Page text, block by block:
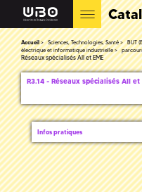
Accueil Sciences, Technologies, Santé BUT
électrique et informatique industrielle
Réseaux spécialisés AII et EME
R3.14 - Réseaux spécialisés AII et
Infos pratiques